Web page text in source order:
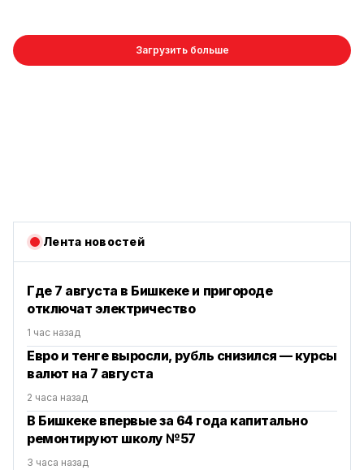
Загрузить больше
Лента новостей
Где 7 августа в Бишкеке и пригороде
отключат электричество
1 час назад
Евро и тенге выросли, рубль снизился — курсы
валют на 7 августа
2 часа назад
В Бишкеке впервые за 64 года капитально
ремонтируют школу №57
3 часа назад